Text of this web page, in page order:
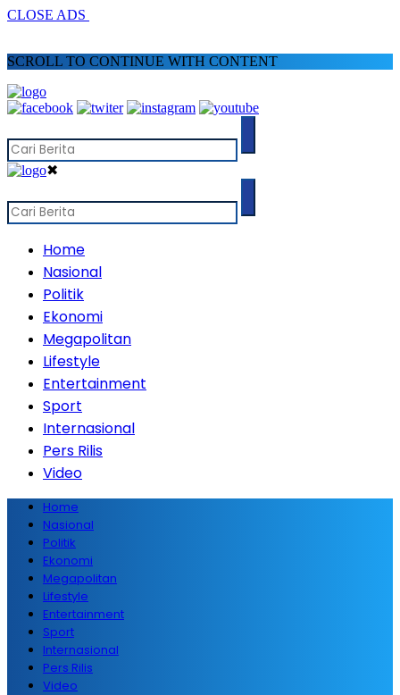
CLOSE ADS
SCROLL TO CONTINUE WITH CONTENT
✖
Home
Nasional
Politik
Ekonomi
Megapolitan
Lifestyle
Entertainment
Sport
Internasional
Pers Rilis
Video
Home
Nasional
Politik
Ekonomi
Megapolitan
Lifestyle
Entertainment
Sport
Internasional
Pers Rilis
Video